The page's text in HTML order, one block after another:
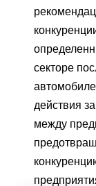
секторе
действия
между